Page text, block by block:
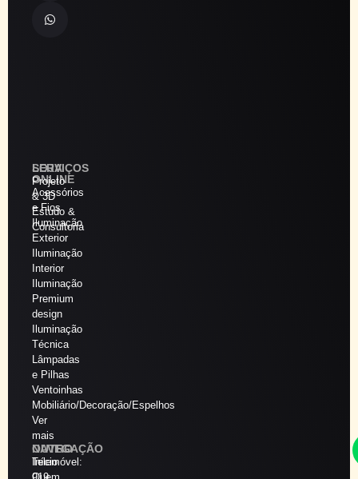
SERVIÇOS
Projeto
& 3D
Estudo &
Consultoria
LOJA
ONLINE
Acessórios
e Fios
Iluminação
Exterior
Iluminação
Interior
Iluminação
Premium
design
Iluminação
Técnica
Lâmpadas
e Pilhas
Ventoinhas
Mobiliário/Decoração/Espelhos
Ver
mais
NAVEGAÇÃO
Início
OUTRO
Telemóvel: